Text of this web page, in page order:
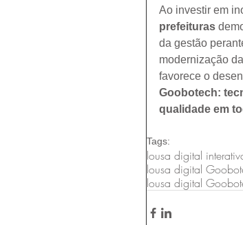
Ao investir em
prefeituras
da gestão
modernização
favorece o
Goobotech:
qualidade em
Tags:
lousa digital
lousa digital
lousa digital